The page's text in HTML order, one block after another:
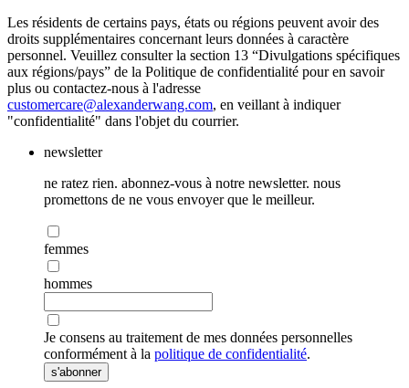
Les résidents de certains pays, états ou régions peuvent avoir des
droits supplémentaires concernant leurs données à caractère
personnel. Veuillez consulter la section 13 “Divulgations spécifiques
aux régions/pays” de la Politique de confidentialité pour en savoir
plus ou contactez-nous à l'adresse
customercare@alexanderwang.com, en veillant à indiquer
"confidentialité" dans l'objet du courrier.
newsletter
ne ratez rien. abonnez-vous à notre newsletter. nous
promettons de ne vous envoyer que le meilleur.
femmes
hommes
Je consens au traitement de mes données personnelles
conformément à la politique de confidentialité.
s'abonner